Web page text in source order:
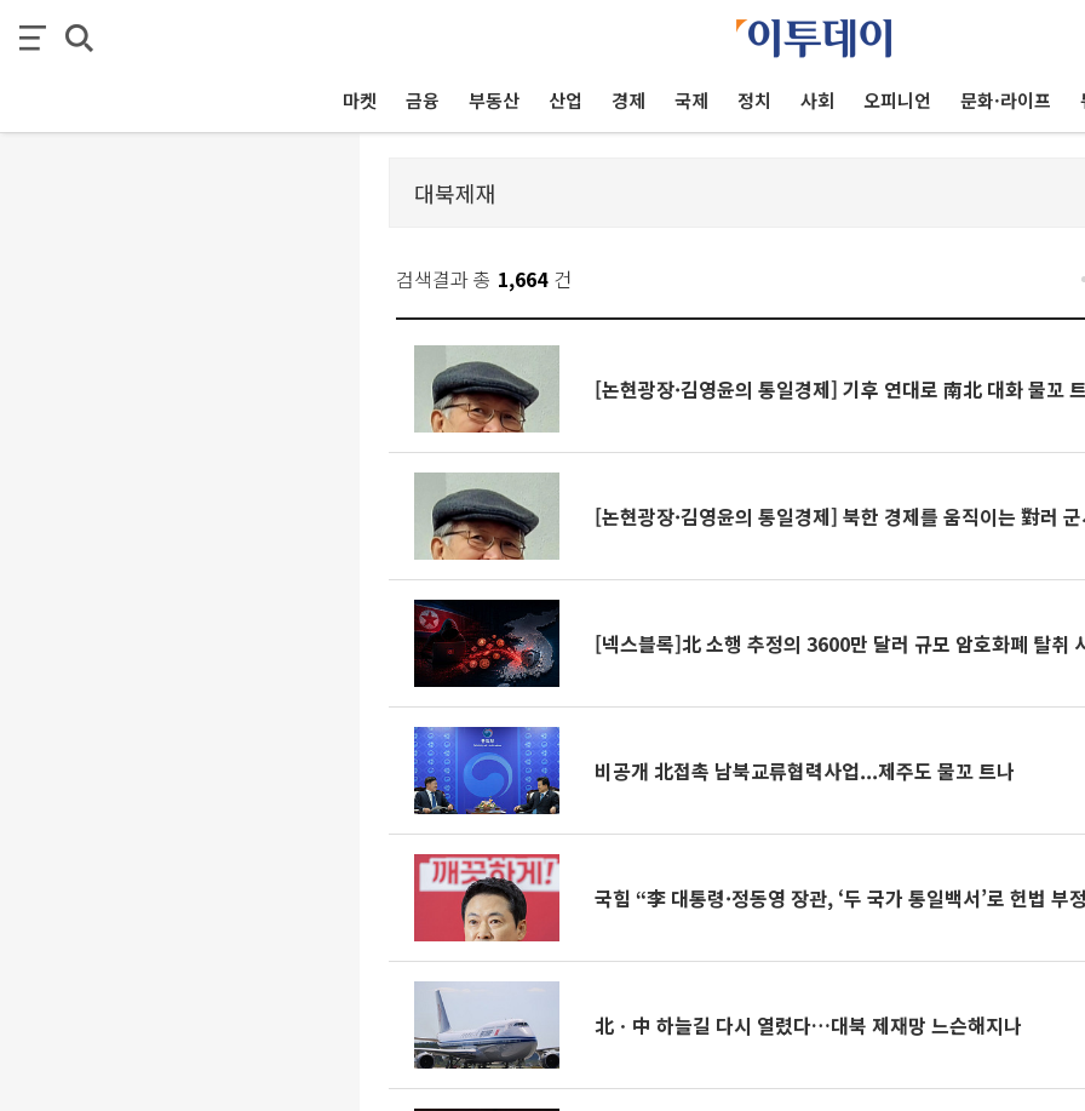
마켓 금융 부동산 산업 경제 국제 정치 사회 오피니언 문화·라이프
검색결과 총 1,664 건
[논현광장·김영윤의 통일경제] 기후 연대로 南北 대화 물꼬
[논현광장·김영윤의 통일경제] 북한 경제를 움직이는 對러
[넥스블록]北 소행 추정의 3600만 달러 규모 암호화폐 탈취
비공개 北접촉 남북교류협력사업...제주도 물꼬 트나
국힘 “李 대통령·정동영 장관, ‘두 국가 통일백서’로 헌법 부
北ㆍ中 하늘길 다시 열렸다…대북 제재망 느슨해지나